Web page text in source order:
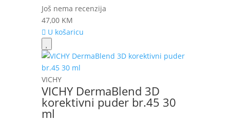
Još nema recenzija
47,00 KM
U košaricu
VICHY
VICHY DermaBlend 3D
korektivni puder br.45 30
ml